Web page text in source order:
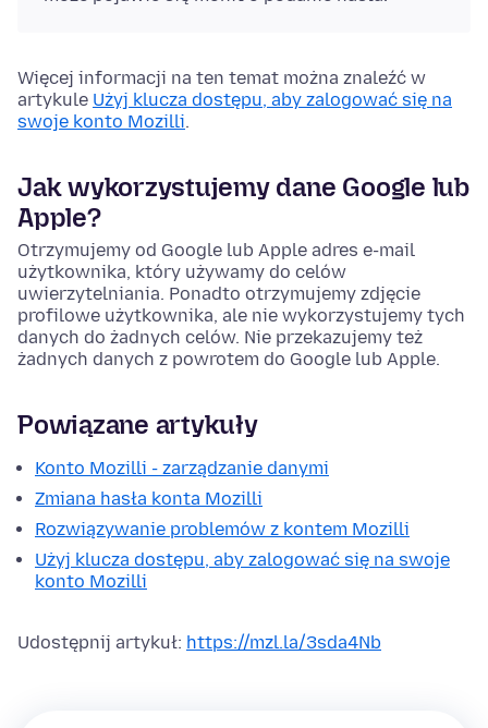
Więcej informacji na ten temat można znaleźć w
artykule Użyj klucza dostępu, aby zalogować się na
swoje konto Mozilli.
Jak wykorzystujemy dane Google lub
Apple?
Otrzymujemy od Google lub Apple adres e-mail
użytkownika, który używamy do celów
uwierzytelniania. Ponadto otrzymujemy zdjęcie
profilowe użytkownika, ale nie wykorzystujemy tych
danych do żadnych celów. Nie przekazujemy też
żadnych danych z powrotem do Google lub Apple.
Powiązane artykuły
Konto Mozilli - zarządzanie danymi
Zmiana hasła konta Mozilli
Rozwiązywanie problemów z kontem Mozilli
Użyj klucza dostępu, aby zalogować się na swoje
konto Mozilli
Udostępnij artykuł: https://mzl.la/3sda4Nb